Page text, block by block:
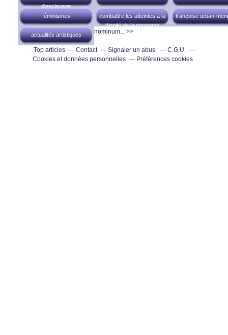
d'esclavage
féminismes
combattre les atteintes à la
dignité de la personne
françoise urban-
actualités artistiques nominum... >>
Top articles Contact Signaler un abus
C.G.U.
Cookies et données personnelles
Préférences cookies